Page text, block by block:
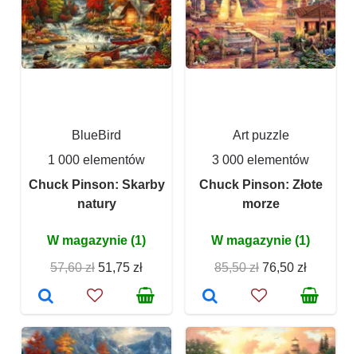
BlueBird
1 000 elementów
Chuck Pinson: Skarby
natury
W magazynie (1)
57,60 zł 51,75 zł
Art puzzle
3 000 elementów
Chuck Pinson: Złote
morze
W magazynie (1)
85,50 zł 76,50 zł